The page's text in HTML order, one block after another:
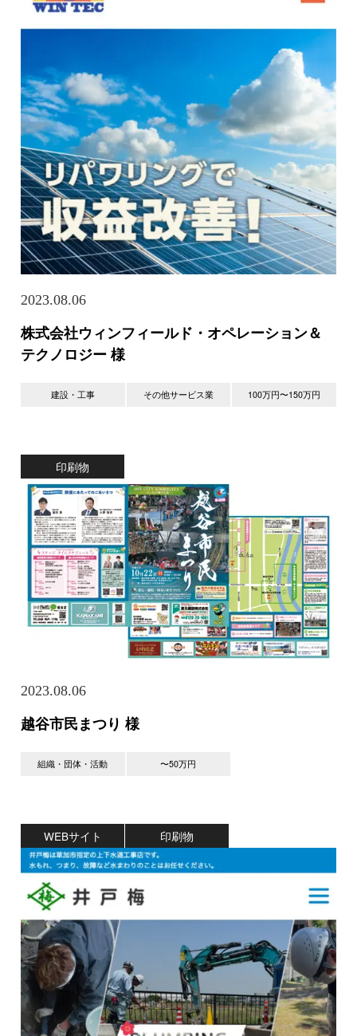
2023.08.06
株式会社ウィンフィールド・オペレーション＆
テクノロジー 様
建設・工事 その他サービス業 100万円〜150万円
印刷物
2023.08.06
越谷市民まつり 様
組織・団体・活動 〜50万円
WEBサイト 印刷物